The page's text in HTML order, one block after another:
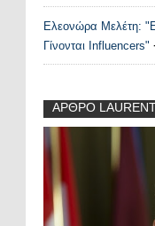
Ελεονώρα Μελέτη:
Γίνονται Influencers"
ΑΡΘΡΟ